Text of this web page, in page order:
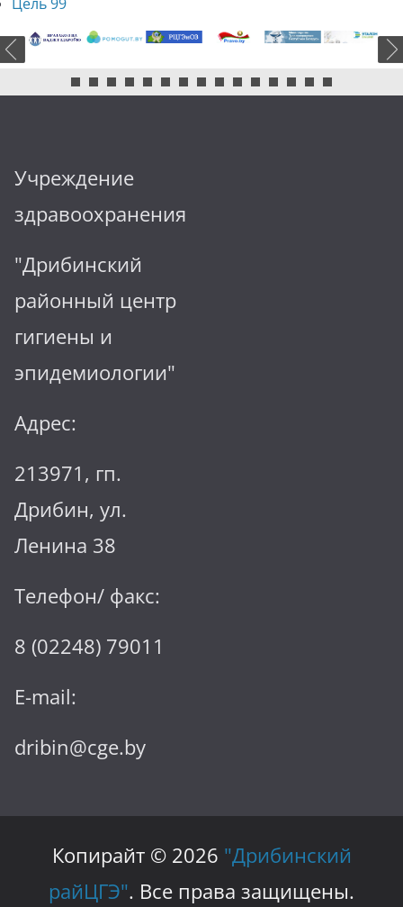
Учреждение
здравоохранения
"Дрибинский
районный центр
гигиены и
эпидемиологии"
Адрес:
213971, гп.
Дрибин, ул.
Ленина 38
Телефон/ факс:
8 (02248) 79011
E-mail:
dribin@cge.by
Копирайт © 2026 "Дрибинский
райЦГЭ". Все права защищены.